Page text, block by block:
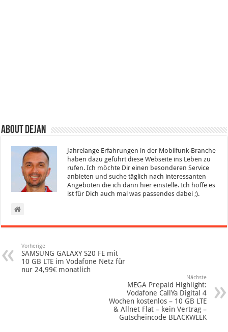
About Dejan
Jahrelange Erfahrungen in der Mobilfunk-Branche
haben dazu geführt diese Webseite ins Leben zu
rufen. Ich möchte Dir einen besonderen Service
anbieten und suche täglich nach interessanten
Angeboten die ich dann hier einstelle. Ich hoffe es
ist für Dich auch mal was passendes dabei ;).
Vorherige
SAMSUNG GALAXY S20 FE mit
10 GB LTE im Vodafone Netz für
nur 24,99€ monatlich
Nächste
MEGA Prepaid Highlight:
Vodafone CallYa Digital 4
Wochen kostenlos – 10 GB LTE
& Allnet Flat – kein Vertrag –
Gutscheincode BLACKWEEK